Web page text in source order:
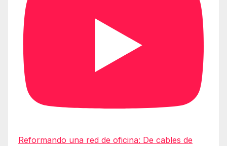
Reformando una red de oficina: De cables de